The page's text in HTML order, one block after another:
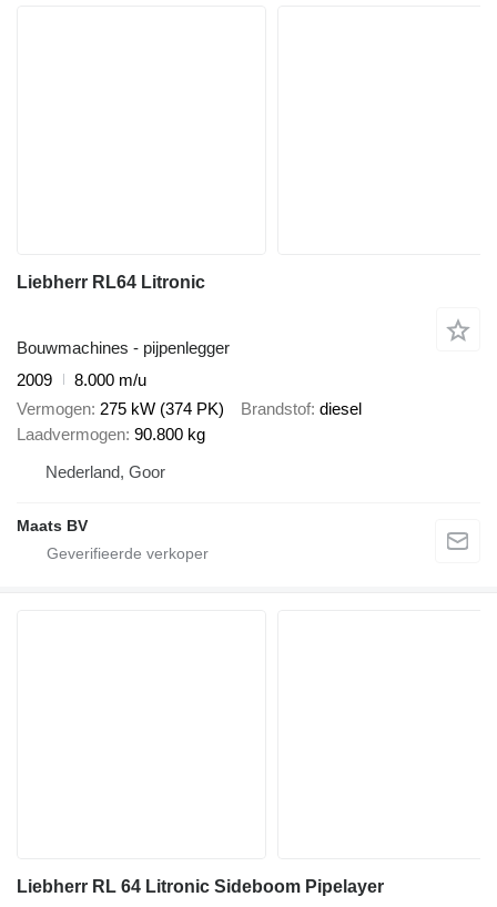
Liebherr RL64 Litronic
Bouwmachines - pijpenlegger
2009
8.000 m/u
Vermogen 275 kW (374 PK) Brandstof diesel
Laadvermogen 90.800 kg
Nederland, Goor
Maats BV
Liebherr RL 64 Litronic Sideboom Pipelayer